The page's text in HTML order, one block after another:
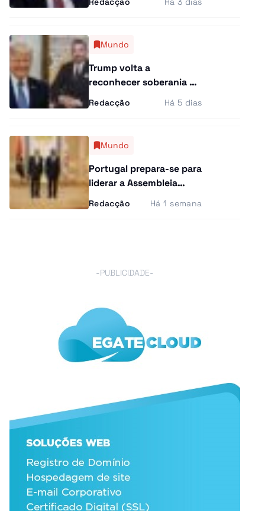
Última Hora
Ensino Superior
Gastronomia
Multimídia
antes das eleições da
Mundo
Trump volta a
reconhecer soberania de
Ocidental
Redacção Há 5 dias
Mundo
Portugal prepara-se para
liderar a Assembleia
pela primeira vez e
Redacção Há 1 semana
-PUBLICIDADE-